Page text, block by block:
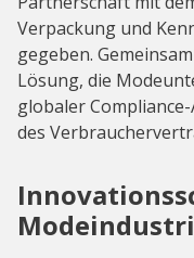
Verpackung und
gegeben.
Lösung, die
globaler
des